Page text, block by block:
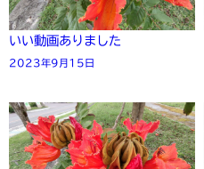
いい動画ありました
2023年9月15日